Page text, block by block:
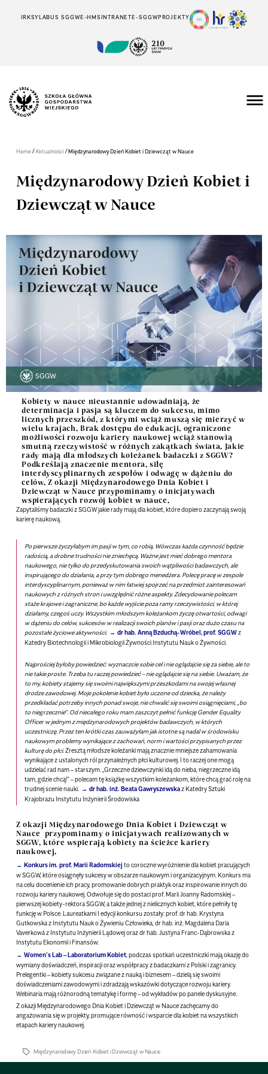
IRKSYLABUS SGGWE-HMSINTRANETE-SGGWPROJEKTY
Home/Aktualności/Międzynarodowy Dzień Kobiet i Dziewcząt w Nauce
Międzynarodowy Dzień Kobiet i
Dziewcząt w Nauce
Kobiety w nauce nieustannie udowadniają, że
determinacja i pasja są kluczem do sukcesu, mimo
licznych przeszkód, z którymi wciąż muszą się mierzyć w
wielu krajach. Brak dostępu do edukacji, ograniczone
możliwości rozwoju kariery naukowej wciąż stanowią
smutną rzeczywistość w różnych zakątkach świata. Jakie
rady mają dla młodszych koleżanek badaczki z SGGW?
Podkreślają znaczenie mentora, siłę
interdyscyplinarnych zespołów i odwagę w dążeniu do
celów. Z okazji Międzynarodowego Dnia Kobiet i
Dziewcząt w Nauce przypominamy o inicjatywach
wspierających rozwój kobiet w nauce.
Zapytaliśmy badaczki z SGGW jakie rady mają dla kobiet, które dopiero zaczynają swoją
karierę naukową.
Po pierwsze życzyłabym im pasji w tym, co robią. Wówczas każda czynność będzie
radością, a drobne trudności nie zniechęcą. Ważne jest mieć dobrego mentora
naukowego, nie tylko do przedyskutowania swoich wątpliwości badawczych, ale
inspirującego do działania, a przy tym dobrego menedżera. Polecę pracę w zespole
interdyscyplinarnym, ponieważ w nim łatwiej spojrzeć na przedmiot zainteresowań
naukowych z różnych stron i uwzględnić różne aspekty. Zdecydowanie polecam
staże krajowe i zagraniczne, bo każde wyjście poza ramy rzeczywistości, w której
działamy, czegoś uczy. Wszystkim młodszym koleżankom życzę otwartości, odwagi
w dążeniu do celów, sukcesów w realizacji swoich planów i pasji oraz dużo czasu na
pozostałe życiowe aktywności.
dr hab. Anną Bzduchą-Wróbel, prof. SGGWz
Katedry Biotechnologii i Mikrobiologii Żywności Instytutu Nauk o Żywności.
Najprościej byłoby powiedzieć: wyznaczcie sobie cel i nie oglądajcie się za siebie, ale to
nie takie proste. Trzeba tu raczej powiedzieć – nie oglądajcie się na siebie. Uważam, że
to my, kobiety stajemy się swoimi największymi przeszkodami na swojej własnej
drodze zawodowej. Moje pokolenie kobiet było uczone od dziecka, że należy
przedkładać potrzeby innych ponad swoje, nie chwalić się swoimi osiągnięciami, „bo
to niegrzecznie”. Od niecałego roku mam zaszczyt pełnić funkcję Gender Equality
Officer w jednym z międzynarodowych projektów badawczych, w których
uczestniczę. Przez ten krótki czas zauważyłam jak istotne są nadal w środowisku
naukowym problemy wynikające z zachowań, norm i wartości przypisanych przez
kulturę do płci.Zresztą młodsze koleżanki mają znacznie mniejsze zahamowania
wynikające z ustalonych ról przynależnych płci kulturowej. I to raczej one mogą
udzielać rad nam – starszym. „Grzeczne dziewczynki idą do nieba, niegrzeczne idą
tam, gdzie chcą!” – polecam tę książkę wszystkim koleżankom, które chcą grać rolę na
trudnej scenie nauki.
dr hab. inż. Beata Gawryszewskaz Katedry Sztuki
Krajobrazu Instytutu Inżynierii Środowiska
Z okazji Międzynarodowego Dnia Kobiet i Dziewcząt w
Nauce przypominamy o inicjatywach realizowanych w
SGGW, które wspierają kobiety na ścieżce kariery
naukowej.
Konkurs im. prof. Marii Radomskiej to coroczne wyróżnienie dla kobiet pracujących
w SGGW, które osiągnęły sukcesy w obszarze naukowym i organizacyjnym. Konkurs ma
na celu docenienie ich pracy, promowanie dobrych praktyk oraz inspirowanie innych do
rozwoju kariery naukowej. Odwołuje się do postaci prof. Marii Joanny Radomskiej –
pierwszej kobiety-rektora SGGW, a także jednej z nielicznych kobiet, które pełniły tę
funkcję w Polsce. Laureatkami I edycji konkursu zostały: prof. dr hab. Krystyna
Gutkowska z Instytutu Nauk o Żywieniu Człowieka, dr hab. inż. Magdalena Daria
Vaverkowá z Instytutu Inżynierii Lądowej oraz dr hab. Justyna Franc-Dąbrowska z
Instytutu Ekonomii i Finansów.
Women’s Lab – Laboratorium Kobiet , podczas spotkań uczestniczki mają okazję do
wymiany doświadczeń, inspiracji oraz współpracy z badaczkami z Polski i zagranicy.
Prelegentki – kobiety sukcesu związane z nauką i biznesem – dzielą się swoimi
doświadczeniami zawodowymi i zdradzają wskazówki dotyczące rozwoju kariery.
Webinaria mają różnorodną tematykę i formę – od wykładów po panele dyskusyjne.
Z okazji Międzynarodowego Dnia Kobiet i Dziewcząt w Nauce zachęcamy do
angażowania się w projekty, promujące równość i wsparcie dla kobiet na wszystkich
etapach kariery naukowej.
Międzynarodowy Dzień Kobiet i Dziewcząt w Nauce